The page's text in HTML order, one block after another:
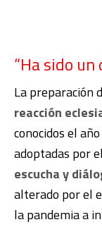
“Ha sido un
La preparación
reacción
conocidos el
adoptadas por
escucha y
alterado por el
la pandemia a